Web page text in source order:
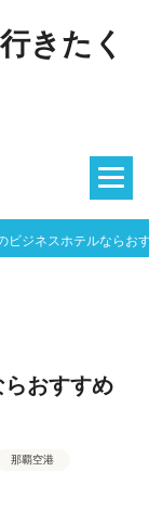
きたく
ビジネスホテルならお
おすすめ
那覇空港